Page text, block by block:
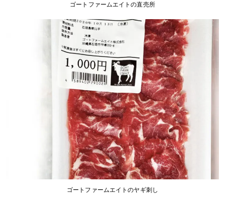
ゴートファームエイトの直売所
ゴートファームエイトのヤギ刺し